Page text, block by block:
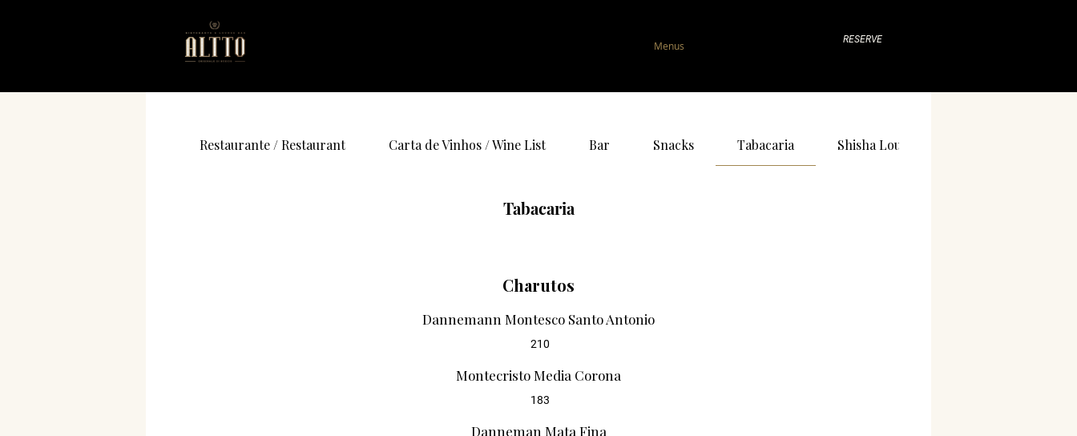
Menus RESERVE
Restaurante / Restaurant Carta de Vinhos / Wine List Bar Snacks Tabacaria Shisha Lounge
Tabacaria
Charutos
Dannemann Montesco Santo Antonio
210
Montecristo Media Corona
183
Danneman Mata Fina